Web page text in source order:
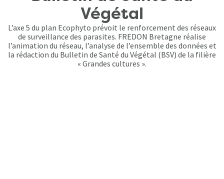
Végétal
L’axe 5 du plan Ecophyto prévoit le renforcement des réseaux
de surveillance des parasites. FREDON Bretagne réalise
l’animation du réseau, l’analyse de l’ensemble des données et
la rédaction du Bulletin de Santé du Végétal (BSV) de la filière
« Grandes cultures ».